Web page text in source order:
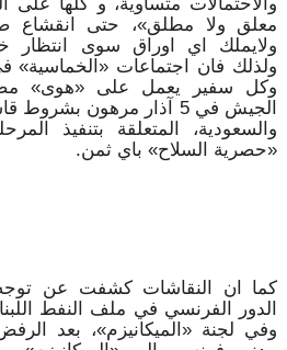
معلق ولا مطلق»، حتى انقشاع
ولايملك اي اوراق سوى انتظار
ولذلك فان اجتماعات
وكل سفير يعمل على «هوى»
الجيش في 5 آذار مرهون
والسعودية، المتعلقة بتنفيذ
«حصرية السلاح» باي ثمن.
كما ان النقاشات كشفت عن
الدور الفرنسي في ملف النفط
وفي لجنة «الميكانيزم»، بعد